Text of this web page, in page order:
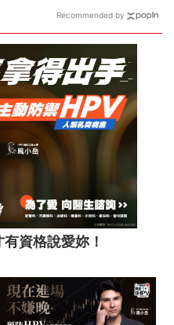
資格說愛妳！
Recommended by